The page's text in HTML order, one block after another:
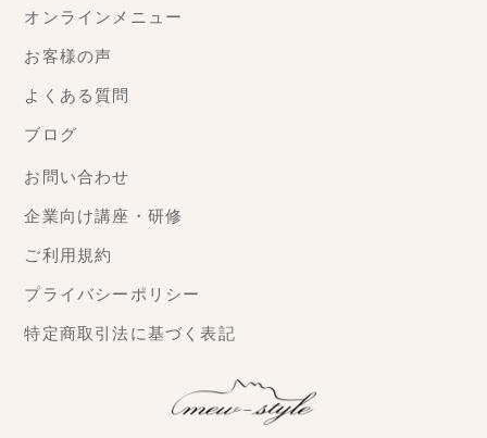
オンラインメニュー
お客様の声
よくある質問
ブログ
お問い合わせ
企業向け講座・研修
ご利用規約
プライバシーポリシー
特定商取引法に基づく表記